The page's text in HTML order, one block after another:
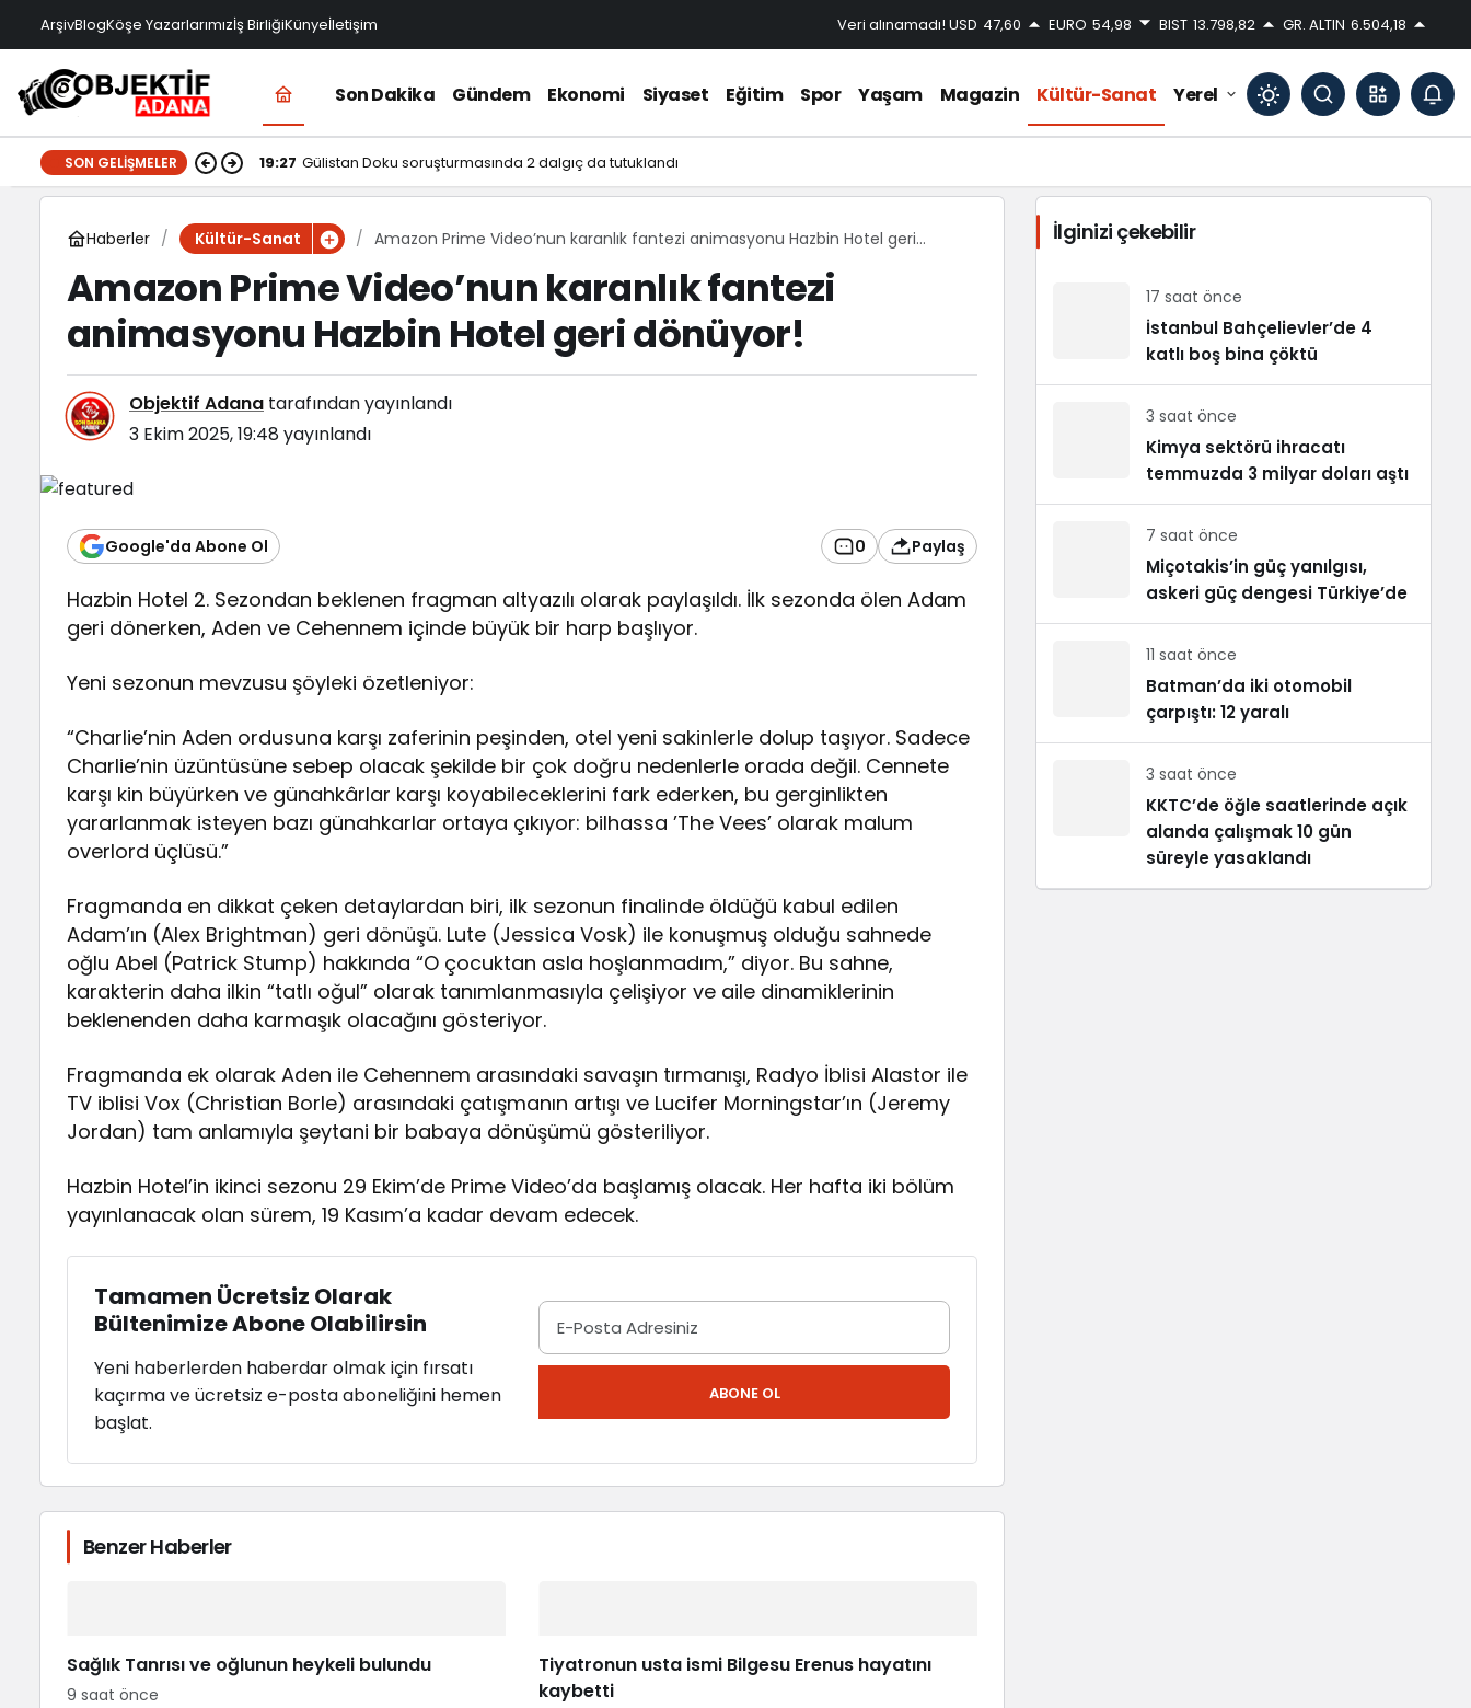
ArşivBlogKöşe Yazarlarımızİş BirliğiKünyeİletişim Veri alınamadı! USD 47,60 EURO 54,98 BIST 13.798,82 GR. ALTIN 6.504,18
Son Dakika Gündem Ekonomi Siyaset Eğitim Spor Yaşam Magazin Kültür-Sanat Yerel
Mod
değiştir
Gündüz modunu seçin.
Sistem modunu seçin.
SON GELIŞMELER 19:27 Gülistan Doku soruşturmasında 2 dalgıç da tutuklandı
Haberler Kültür-Sanat
Amazon Prime Video’nun karanlık fantezi animasyonu Hazbin Hotel geri
Amazon Prime Video’nun karanlık fantezi
animasyonu Hazbin Hotel geri dönüyor!
Objektif Adana tarafından yayınlandı
3 Ekim 2025, 19:48 yayınlandı
Google'da Abone Ol 0 Paylaş
Hazbin Hotel 2. Sezondan beklenen fragman altyazılı olarak paylaşıldı. İlk sezonda ölen Adam
geri dönerken, Aden ve Cehennem içinde büyük bir harp başlıyor.
Yeni sezonun mevzusu şöyleki özetleniyor:
“Charlie’nin Aden ordusuna karşı zaferinin peşinden, otel yeni sakinlerle dolup taşıyor. Sadece
Charlie’nin üzüntüsüne sebep olacak şekilde bir çok doğru nedenlerle orada değil. Cennete
karşı kin büyürken ve günahkârlar karşı koyabileceklerini fark ederken, bu gerginlikten
yararlanmak isteyen bazı günahkarlar ortaya çıkıyor: bilhassa ’The Vees’ olarak malum
overlord üçlüsü.”
Fragmanda en dikkat çeken detaylardan biri, ilk sezonun finalinde öldüğü kabul edilen
Adam’ın (Alex Brightman) geri dönüşü. Lute (Jessica Vosk) ile konuşmuş olduğu sahnede
oğlu Abel (Patrick Stump) hakkında “O çocuktan asla hoşlanmadım,” diyor. Bu sahne,
karakterin daha ilkin “tatlı oğul” olarak tanımlanmasıyla çelişiyor ve aile dinamiklerinin
beklenenden daha karmaşık olacağını gösteriyor.
Fragmanda ek olarak Aden ile Cehennem arasındaki savaşın tırmanışı, Radyo İblisi Alastor ile
TV iblisi Vox (Christian Borle) arasındaki çatışmanın artışı ve Lucifer Morningstar’ın (Jeremy
Jordan) tam anlamıyla şeytani bir babaya dönüşümü gösteriliyor.
Hazbin Hotel’in ikinci sezonu 29 Ekim’de Prime Video’da başlamış olacak. Her hafta iki bölüm
yayınlanacak olan sürem, 19 Kasım’a kadar devam edecek.
Tamamen Ücretsiz Olarak
Bültenimize Abone Olabilirsin
Yeni haberlerden haberdar olmak için fırsatı
kaçırma ve ücretsiz e-posta aboneliğini hemen
başlat.
ABONE OL
Benzer Haberler
Sağlık Tanrısı ve oğlunun heykeli bulundu
9 saat önce
Tiyatronun usta ismi Bilgesu Erenus hayatını
kaybetti
İlginizi çekebilir
17 saat önce
İstanbul Bahçelievler’de 4
katlı boş bina çöktü
3 saat önce
Kimya sektörü ihracatı
temmuzda 3 milyar doları aştı
7 saat önce
Miçotakis’in güç yanılgısı,
askeri güç dengesi Türkiye’de
11 saat önce
Batman’da iki otomobil
çarpıştı: 12 yaralı
3 saat önce
KKTC’de öğle saatlerinde açık
alanda çalışmak 10 gün
süreyle yasaklandı